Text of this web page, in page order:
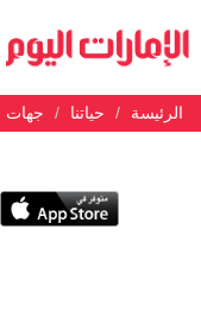
الرئيسة حياتنا جهات